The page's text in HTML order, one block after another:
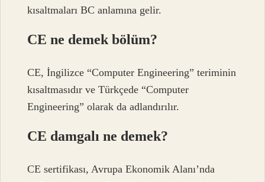
kısaltmaları BC anlamına gelir.
CE ne demek bölüm?
CE, İngilizce “Computer Engineering” teriminin
kısaltmasıdır ve Türkçede “Computer
Engineering” olarak da adlandırılır.
CE damgalı ne demek?
CE sertifikası, Avrupa Ekonomik Alanı’nda